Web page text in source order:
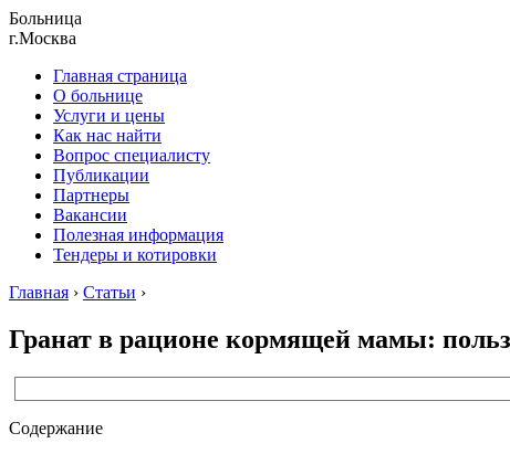
Больница
г.Москва
Главная страница
О больнице
Услуги и цены
Как нас найти
Вопрос специалисту
Публикации
Партнеры
Вакансии
Полезная информация
Тендеры и котировки
Главная › Статьи ›
Гранат в рационе кормящей мамы:
Содержание